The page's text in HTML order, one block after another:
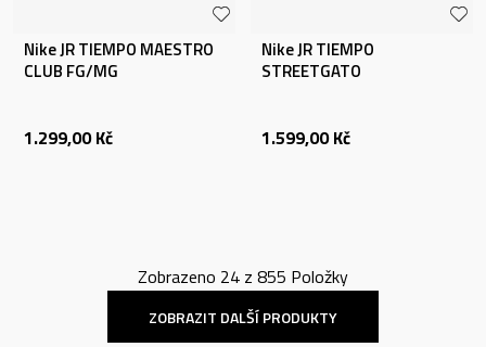
Nike JR TIEMPO MAESTRO
CLUB FG/MG
1.299,00 Kč
Nike JR TIEMPO
STREETGATO
1.599,00 Kč
Zobrazeno 24 z 855 Položky
ZOBRAZIT DALŠÍ PRODUKTY